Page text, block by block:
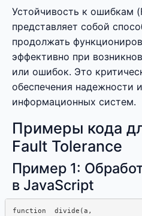
Устойчивость к ошибкам
представляет собой
продолжать
эффективно при
или ошибок. Это
обеспечения надежности
информационных систем.
Примеры кода
Fault Tolerance
Пример 1:
в JavaScript
function  divide(a,